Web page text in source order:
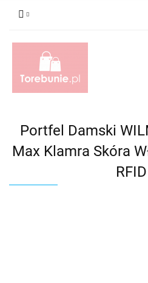
Portfel Damski
Max Klamra Skóra
RFID